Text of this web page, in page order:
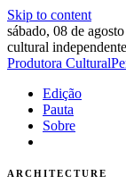
Skip to content
sábado, 08 de
cultural independente
Produtora Cultural
Edição
Pauta
Sobre
ARCHITECTURE